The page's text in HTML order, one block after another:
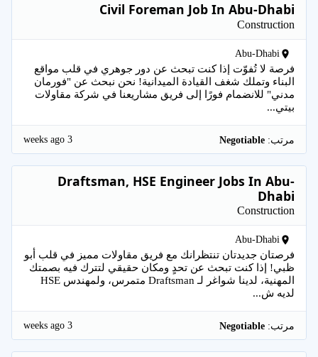
Civil Foreman Job In Abu-Dhabi
Construction
Abu-Dhabi
فرصة لا تُفوّت إذا كنت تبحث عن دور جوهري في قلب مواقع
البناء وتملك شغف القيادة الميدانية! نحن نبحث عن "فورمان
مدني" للانضمام فورًا إلى فريق مشاريعنا في شركة مقاولات
بيتي...
مرتب: 3 weeks ago
Draftsman, HSE Engineer Jobs In Abu-
Dhabi
Construction
Abu-Dhabi
فرصتان جديدتان تنتظرانك مع فريق مقاولات مميز في قلب أبو
ظبي! إذا كنت تبحث عن تحدٍ ومكان حقيقي لتترك فيه بصمتك
المهنية، لدينا شواغر لـ Draftsman متمرس، ولمهندس HSE
لديه ش...
مرتب: 3 weeks ago